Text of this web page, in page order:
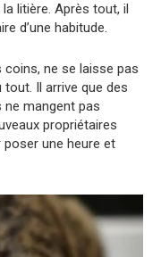
la litière. Après tout, il
d’une habitude.
ne se laisse pas
Il arrive que des
mangent pas
propriétaires
poser une heure et